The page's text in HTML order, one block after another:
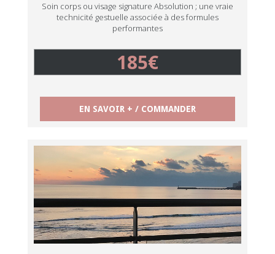
Soin corps ou visage signature Absolution ; une vraie
technicité gestuelle associée à des formules
performantes
185€
EN SAVOIR + / COMMANDER